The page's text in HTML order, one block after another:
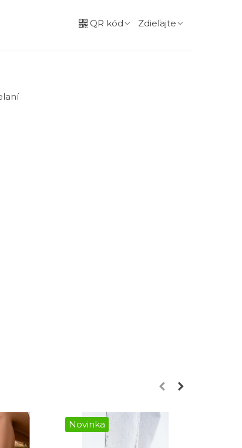
QR kód Zdieľajte
Novinka